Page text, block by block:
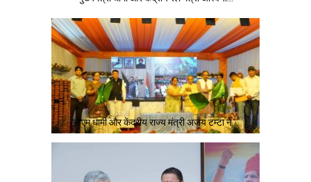
सीएम धामी और केंद्रीय राज्य मंत्री अजय टम्टा ने…